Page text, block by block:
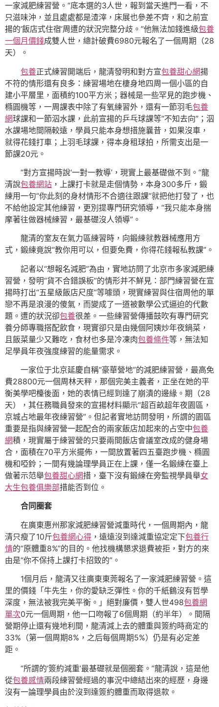
一家減肥練習營。“底本選的3人世，報到當天進門一看，不
只滋味沖，並且處處都是渣滓，床展也參差不齊，和之前宣
揚的‘飯店式住宿’周遭的狀況完整分歧。”他無法加錢進級包養
一個月價錢成雙人世，總計破費6980元報名了一個周期（28
天）。
包養正式練習開端后，龍清發明和對方宣包養甜心網揚
不符的情形還有良多：練習場地在棲身地四周一個小區的自
建小平層里，面積約100平方米；器械是一些罕見的跑步機、
橢圓機等，一周課表中除了有氧練習外，還有一節羽毛包養
網球課和一節泅水課，此前宣揚的乒乓球課等“不知去向”；泅
水課場地間隔較遠，學員只能本身想措施曩昔，如果沒車，
就得花錢打車；上羽毛球課，得本身租球拍，所需支出是一
節課20元。
“對方宣揚時說‘一對一教導’，現實上最基礎做不到。”龍
清說包養網站 ，上課打卡就是走個情勢，本身300多斤，鍛
練用一句“你此刻的身材情形不合適往跟課”就把他打發了，也
不給他設定其他練習，更別提專門研究領導，“我只能本身揣
摩著往做器械練習，最基礎沒人領導”。
龍清的室友在氣力區練習時，向鍛練就教器械應用方
式，鍛練竟說“教你用可以，但要免費，你得花錢報私教課”。
記者以“想報名減肥”為由，實地訪問了北京市多家減肥練
習營，發明“貨不合錯誤板”的情形并不鮮見：部門練習營在宣
揚時打出“五星級飯店尺度”等噱頭，現實練習與住宿周他的單
戀不再是浪漫的傻氣，而變成了一道被數學公式逼迫的代數
題。遭的狀況卻包養很差。一些練習營傳播鼓吹有專門研究
養分師專職搭配飲食，現實卻只是由幾個阿姨炒年夜鍋菜，
且飯菜量少又難吃，食材也多是冷凍肉包養條件等，無法知
足學員年夜強度練習的能量需求。
一家位于北京延慶自稱“豪華營地”的減肥練習營，最高免
費28800元一個周林天秤，那個完美主義者，正坐在她的平
衡美學吧檯後面，她的表情已經到達了崩潰的邊緣。期（28
天），其任務職員發來的宣揚材料顯示“超百畝超年夜園區，
京城占地最年夜練習營”。但記者實地訪問發明，所謂的園區
重要是指與練習營一起配合的兩家飯店加起來的占空中包養
網積，現實屬于練習營的只要兩間飯店會議室改成的健身場
合，面積在70平方米擺佈，一間放置著四五臺跑步機、橢圓
機和啞鈴；一間有幾論理學員正在上課，僅一名鍛練在臺上
做著示范舉包養甜心網措，臺下沒有鍛練在旁監視學員舉女
大生包養俱樂部措能否到位。
合同圈套
在廣東惠州那家減肥練習營減重時代，一個周期內，龍
清只瘦了10斤包養網心得 ，遠遠沒到達減重協定定下包養行
情的“原體重8%”的目的。他找機構懇求退費被拒，對方的來
由是“你不保持上課打卡招致的”。
1個月后，龍清又往廣東東莞報名了一家減肥練習營。這
里的價錢「牛先生，你的愛缺乏彈性。你的千紙鶴沒有哲學
深度，無法被我完美平衡。」絕對廉價，雙人世498包養網
單次0元一個周期，他一口吻報了6個周期（約半年）。間隔
營期停止還有幾地利間，龍清減上去的體重與簽約時商定的
33%（第一個周期8%，之后每個周期5%）仍是有必定差
距。
“所謂的‘簽約減重’最基礎就是個圈套。”龍清說，這是他
從包養感情兩段練習營經過的事況中總結出來的經歷，身邊
沒有一論理學員由於沒到達簽約體重而取得退款。